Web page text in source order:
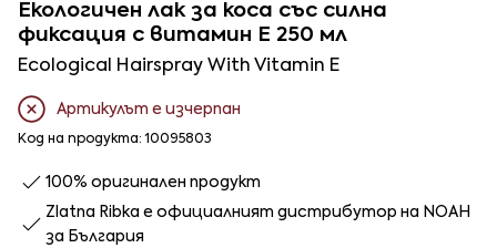
Екологичен лак за коса със силна
фиксация с витамин Е 250 мл
Ecological Hairspray With Vitamin E
Артикулът е изчерпан
Код на продукта: 10095803
100% оригинален продукт
Zlatna Ribka е официалният дистрибутор на NOAH
за България